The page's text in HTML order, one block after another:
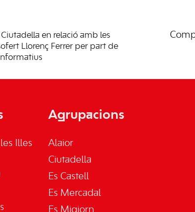
en relació amb les
Llorenç Ferrer per part de
Illes
Agrupacions
Alaior
Ciutadella
Es Castell
Es Mercadal
Es Migjorn